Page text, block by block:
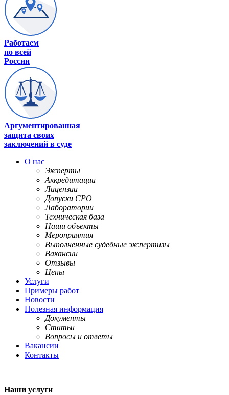
Работаем
по всей
России
Аргументированная
защита своих
заключений в суде
О нас
Эксперты
Аккредитации
Лицензии
Допуски СРО
Лаборатории
Техническая база
Наши объекты
Мероприятия
Выполненные судебные экспертизы
Вакансии
Отзывы
Цены
Услуги
Примеры работ
Новости
Полезная информация
Документы
Статьи
Вопросы и ответы
Вакансии
Контакты
Наши услуги